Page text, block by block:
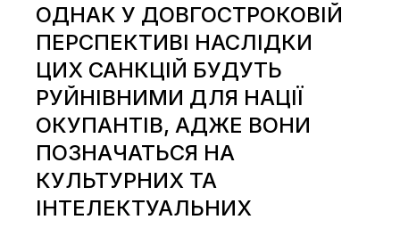
ОДНАК У ДОВГОСТРОКОВІЙ
ПЕРСПЕКТИВІ НАСЛІДКИ
ЦИХ САНКЦІЙ БУДУТЬ
РУЙНІВНИМИ ДЛЯ НАЦІЇ
ОКУПАНТІВ, АДЖЕ ВОНИ
ПОЗНАЧАТЬСЯ НА
КУЛЬТУРНИХ ТА
ІНТЕЛЕКТУАЛЬНИХ